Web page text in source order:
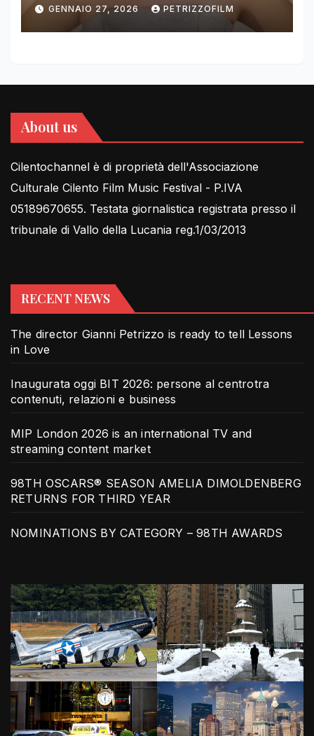
FOR THIRD YEAR
GENNAIO 27, 2026 PETRIZZOFILM
About us
Cilentochannel è di proprietà dell'Associazione
Culturale Cilento Film Music Festival - P.IVA
05189670655. Testata giornalistica registrata presso il
tribunale di Vallo della Lucania reg.1/03/2013
RECENT NEWS
The director Gianni Petrizzo is ready to tell Lessons
in Love
Inaugurata oggi BIT 2026: persone al centrotra
contenuti, relazioni e business
MIP London 2026 is an international TV and
streaming content market
98TH OSCARS® SEASON AMELIA DIMOLDENBERG
RETURNS FOR THIRD YEAR
NOMINATIONS BY CATEGORY – 98TH AWARDS